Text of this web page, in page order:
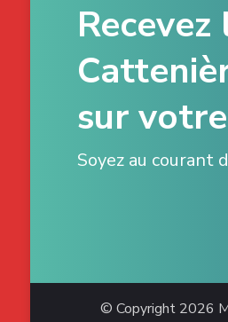
sur
Soyez au courant
© Copyright 2026